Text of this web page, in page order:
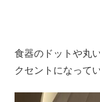
食器のドットや丸
クセントになって